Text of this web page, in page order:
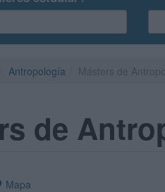
Antropología
de
Mapa